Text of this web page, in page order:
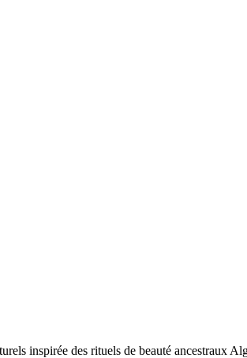
inspirée des rituels de beauté ancestraux